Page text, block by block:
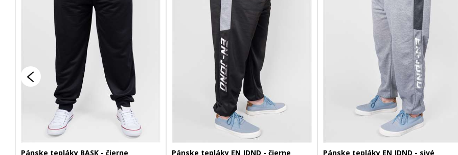
Pánske tepláky BASK - čierne Pánske tepláky EN JDND - čierne Pánske tepláky EN JDND - sivé